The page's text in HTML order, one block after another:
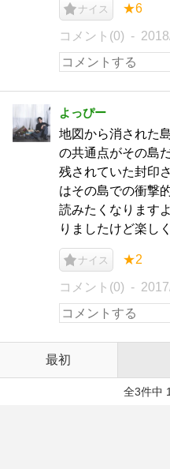
ナイス ★6
コメント(0)
よっぴー
地図から消された
の共通点がその島
残されていた封印
はその島での衝撃
読みたくなります
りましたけど楽し
ナイス ★2
コメント(0)
最初
全3件中